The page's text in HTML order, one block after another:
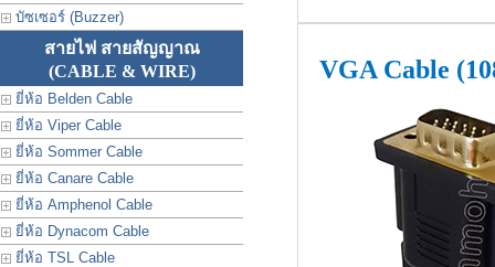
บัซเซอร์ (Buzzer)
สายไฟ สายสัญญาณ
(CABLE & WIRE)
ยี่ห้อ Belden Cable
ยี่ห้อ Viper Cable
ยี่ห้อ Sommer Cable
ยี่ห้อ Canare Cable
ยี่ห้อ Amphenol Cable
ยี่ห้อ Dynacom Cable
ยี่ห้อ TSL Cable
VGA Cable